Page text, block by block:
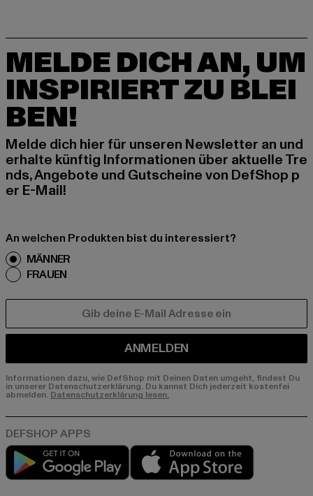
MELDE DICH AN, UM
INSPIRIERT ZU BLEI
BEN!
Melde dich hier für unseren Newsletter an und
erhalte künftig Informationen über aktuelle Tre
nds, Angebote und Gutscheine von DefShop p
er E-Mail!
An welchen Produkten bist du interessiert?
MÄNNER
FRAUEN
ANMELDEN
Informationen dazu, wie DefShop mit Deinen Daten umgeht, findest Du
in unserer Datenschutzerklärung. Du kannst Dich jederzeit kostenfei
abmelden. Datenschutzerklärung lesen.
Play market